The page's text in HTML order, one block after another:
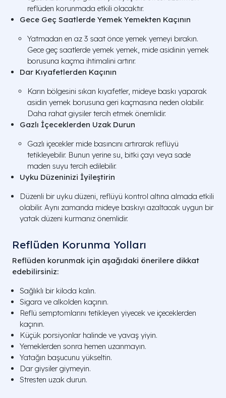
reflüden korunmada etkili olacaktır.
Gece Geç Saatlerde Yemek Yemekten Kaçının
Yatmadan en az 3 saat önce yemek yemeyi bırakın.
Gece geç saatlerde yemek yemek, mide asidinin yemek
borusuna kaçma ihtimalini artırır.
Dar Kıyafetlerden Kaçının
Karın bölgesini sıkan kıyafetler, mideye baskı yaparak
asidin yemek borusuna geri kaçmasına neden olabilir.
Daha rahat giysiler tercih etmek önemlidir.
Gazlı İçeceklerden Uzak Durun
Gazlı içecekler mide basıncını artırarak reflüyü
tetikleyebilir. Bunun yerine su, bitki çayı veya sade
maden suyu tercih edilebilir.
Uyku Düzeninizi İyileştirin
Düzenli bir uyku düzeni, reflüyü kontrol altına almada etkili
olabilir. Aynı zamanda mideye baskıyı azaltacak uygun bir
yatak düzeni kurmanız önemlidir.
Reflüden Korunma Yolları
Reflüden korunmak için aşağıdaki önerilere dikkat
edebilirsiniz:
Sağlıklı bir kiloda kalın.
Sigara ve alkolden kaçının.
Reflü semptomlarını tetikleyen yiyecek ve içeceklerden
kaçının.
Küçük porsiyonlar halinde ve yavaş yiyin.
Yemeklerden sonra hemen uzanmayın.
Yatağın başucunu yükseltin.
Dar giysiler giymeyin.
Stresten uzak durun.